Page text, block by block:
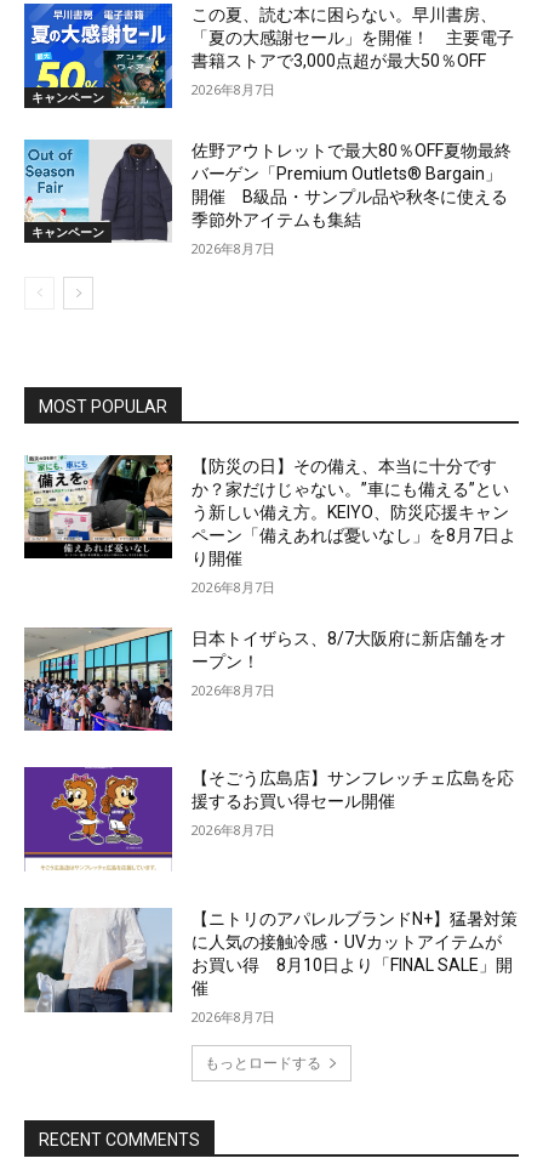
キャンペーン
この夏、読む本に困らない。早川書房、
「夏の大感謝セール」を開催！ 主要電子
書籍ストアで3,000点超が最大50％OFF
2026年8月7日
キャンペーン
佐野アウトレットで最大80％OFF夏物最終
バーゲン「Premium Outlets® Bargain」
開催 B級品・サンプル品や秋冬に使える
季節外アイテムも集結
2026年8月7日
MOST POPULAR
【防災の日】その備え、本当に十分です
か？家だけじゃない。”車にも備える”とい
う新しい備え方。KEIYO、防災応援キャン
ペーン「備えあれば憂いなし」を8月7日よ
り開催
2026年8月7日
日本トイザらス、8/7大阪府に新店舗をオ
ープン！
2026年8月7日
【そごう広島店】サンフレッチェ広島を応
援するお買い得セール開催
2026年8月7日
【ニトリのアパレルブランドN+】猛暑対策
に人気の接触冷感・UVカットアイテムが
お買い得 8月10日より「FINAL SALE」開
催
2026年8月7日
もっとロードする
RECENT COMMENTS